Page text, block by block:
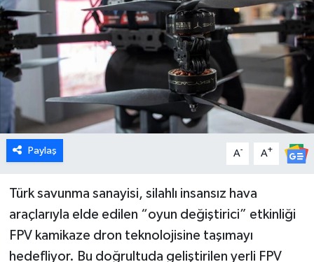
Paylaş A- A+
Türk savunma sanayisi, silahlı insansız hava
araçlarıyla elde edilen “oyun değiştirici” etkinliği
FPV kamikaze dron teknolojisine taşımayı
hedefliyor. Bu doğrultuda geliştirilen yerli FPV
Emet
Foto Galeri
Gediz
Genel
Hisarcık
İlçeler